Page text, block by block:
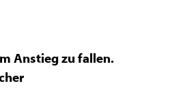
Anstieg zu fallen.